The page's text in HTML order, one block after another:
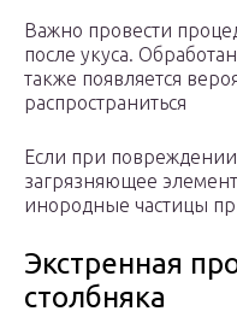
Важно провести
после укуса.
также появляется
распространиться
Если при повреждении
загрязняющее
инородные частицы
Экстренная
столбняка